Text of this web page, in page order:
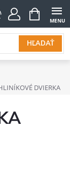
HĽADAŤ
NÁKUPNÝ
KOŠÍK
DVIERKA